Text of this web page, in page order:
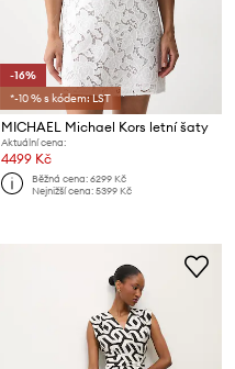
-16%
*-10 % s kódem: LST
MICHAEL Michael Kors letní šaty
Aktuální cena:
4499 Kč
Běžná cena:6299 Kč
Nejnižší cena:5399 Kč